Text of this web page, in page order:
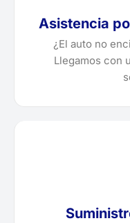
Asistencia
¿El auto no
Llegamos con